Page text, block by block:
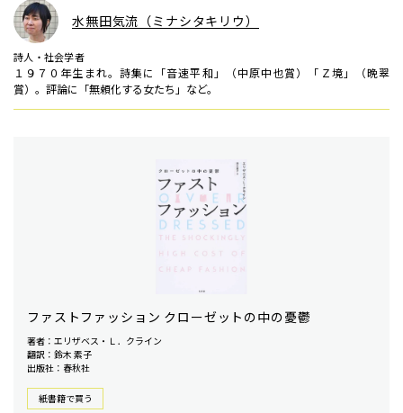
水無田気流（ミナシタキリウ）
詩人・社会学者
１９７０年生まれ。詩集に「音速平和」（中原中也賞）「Ｚ境」（晩翠
賞）。評論に「無頼化する女たち」など。
ファストファッション クローゼットの中の憂鬱
著者：エリザベス・Ｌ．クライン
翻訳：鈴木 素子
出版社：春秋社
紙書籍で買う